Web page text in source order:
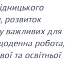
розвиток
важливих для
робота,
та освітньої